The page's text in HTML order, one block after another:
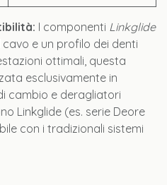
I componenti Linkglide
e un profilo dei denti
ottimali, questa
esclusivamente in
cambio e deragliatori
Linkglide (es. serie Deore
con i tradizionali sistemi